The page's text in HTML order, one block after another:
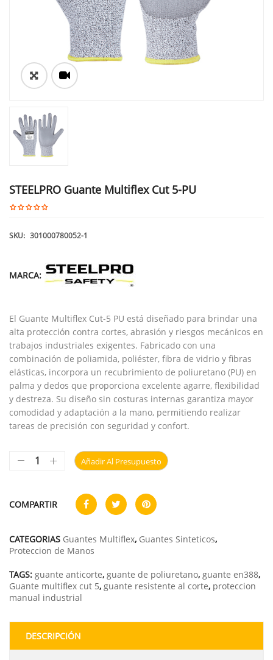
STEELPRO Guante Multiflex Cut 5-PU
SKU: 301000780052-1
MARCA:
El Guante Multiflex Cut-5 PU está diseñado para brindar una
alta protección contra cortes, abrasión y riesgos mecánicos en
trabajos industriales exigentes. Fabricado con una
combinación de poliamida, poliéster, fibra de vidrio y fibras
elásticas, incorpora un recubrimiento de poliuretano (PU) en
palma y dedos que proporciona excelente agarre, flexibilidad
y destreza. Su diseño sin costuras internas garantiza mayor
comodidad y adaptación a la mano, permitiendo realizar
tareas de precisión con seguridad y confort.
Añadir Al Presupuesto
COMPARTIR
CATEGORIAS Guantes Multiflex, Guantes Sinteticos,
Proteccion de Manos
TAGS: guante anticorte, guante de poliuretano, guante en388,
Guante multiflex cut 5, guante resistente al corte, proteccion
manual industrial
DESCRIPCIÓN